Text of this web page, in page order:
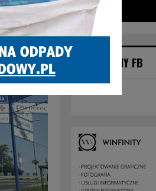
POLECANY FB